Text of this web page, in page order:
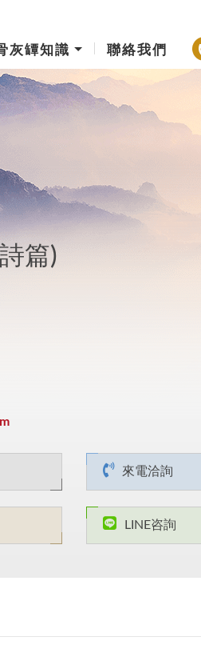
灰罈知識 聯絡我們
篇)
來電洽詢
LINE咨詢